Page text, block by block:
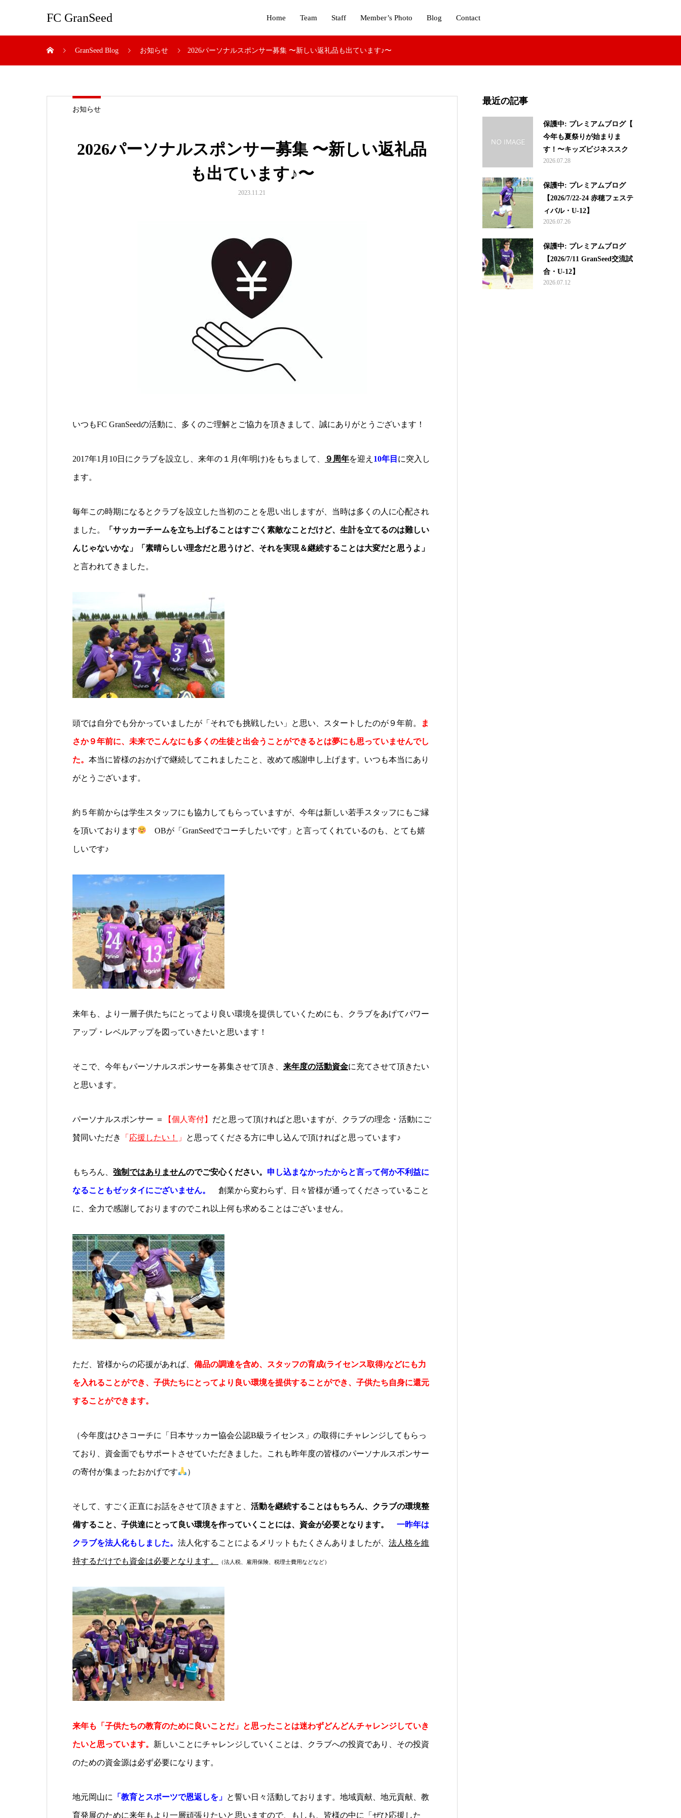
FC GranSeed Home Team Staff Member’s Photo Blog Contact
GranSeed Blog お知らせ 2026パーソナルスポンサー募集 〜新しい返礼品も出ています♪〜
お知らせ
2026パーソナルスポンサー募集 〜新しい返礼品
も出ています♪〜
2023.11.21
いつもFC GranSeedの活動に、多くのご理解とご協力を頂きまして、誠にありがとうございます！
2017年1月10日にクラブを設立し、来年の１月(年明け)をもちまして、 ９周年を迎え 10年目 に突入し
ます。
毎年この時期になるとクラブを設立した当初のことを思い出しますが、当時は多くの人に心配され
ました。 「サッカーチームを立ち上げることはすごく素敵なことだけど、生計を立てるのは難しい
んじゃないかな」「素晴らしい理念だと思うけど、それを実現＆継続することは大変だと思うよ」
と言われてきました。
頭では自分でも分かっていましたが「それでも挑戦したい」と思い、スタートしたのが９年前。 ま
さか９年前に、未来でこんなにも多くの生徒と出会うことができるとは夢にも思っていませんでし
た。 本当に皆様のおかげで継続してこれましたこと、改めて感謝申し上げます。いつも本当にあり
がとうございます。
約５年前からは学生スタッフにも協力してもらっていますが、今年は新しい若手スタッフにもご縁
を頂いております OBが「GranSeedでコーチしたいです」と言ってくれているのも、とても嬉
しいです♪
来年も、より一層子供たちにとってより良い環境を提供していくためにも、クラブをあげてパワー
アップ・レベルアップを図っていきたいと思います！
そこで、今年もパーソナルスポンサーを募集させて頂き、 来年度の活動資金に充てさせて頂きたい
と思います。
パーソナルスポンサー ＝ 【個人寄付】 だと思って頂ければと思いますが、クラブの理念・活動にご
賛同いただき 「 応援したい！ 」 と思ってくださる方に申し込んで頂ければと思っています♪
もちろん、 強制ではありませんのでご安心ください。 申し込まなかったからと言って何か不利益に
なることもゼッタイにございません。 創業から変わらず、日々皆様が通ってくださっていること
に、全力で感謝しておりますのでこれ以上何も求めることはございません。
ただ、皆様からの応援があれば、 備品の調達を含め、スタッフの育成(ライセンス取得)などにも力
を入れることができ、子供たちにとってより良い環境を提供することができ、子供たち自身に還元
することができます。
（今年度はひさコーチに「日本サッカー協会公認B級ライセンス」 の取得にチャレンジしてもらっ
ており、資金面でもサポートさせていただきました。これも昨年度の皆様のパーソナルスポンサー
の寄付が集まったおかげです ）
そして、すごく正直にお話をさせて頂きますと、 活動を継続することはもちろん、クラブの環境整
備すること、子供達にとって良い環境を作っていくことには、資金が必要となります。 一昨年は
クラブを法人化もしました。 法人化することによるメリットもたくさんありましたが、 法人格を維
持するだけでも資金は必要となります。 （法人税、雇用保険、税理士費用などなど）
来年も「子供たちの教育のために良いことだ」と思ったことは迷わずどんどんチャレンジしていき
たいと思っています。 新しいことにチャレンジしていくことは、クラブへの投資であり、その投資
のための資金源は必ず必要になります。
地元岡山に 「教育とスポーツで恩返しを」 と誓い日々活動しております。地域貢献、地元貢献、教
育発展のために来年もより一層頑張りたいと思いますので、もしも、皆様の中に「ぜひ応援した
最近の記事
保護中: プレミアムブログ【
今年も夏祭りが始まりま
す！〜キッズビジネススク...
2026.07.28
保護中: プレミアムブログ
【2026/7/22-24 赤穂フェステ
ィバル・U-12】
2026.07.26
保護中: プレミアムブログ
【2026/7/11 GranSeed交流試
合・U-12】
2026.07.12